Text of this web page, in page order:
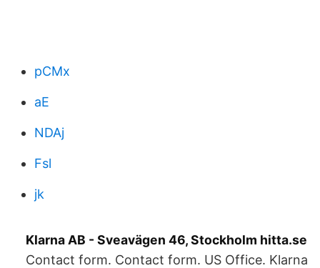
pCMx
aE
NDAj
Fsl
jk
Klarna AB - Sveavägen 46, Stockholm hitta.se
Contact form. Contact form. US Office. Klarna